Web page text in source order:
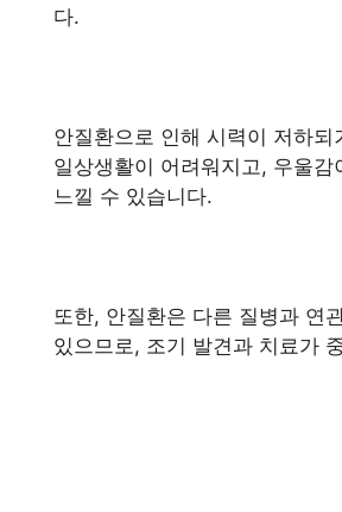
다.
안질환으로 인해 시력이 저하되
일상생활이 어려워지고, 우울감
느낄 수 있습니다.
또한, 안질환은 다른 질병과 연
있으므로, 조기 발견과 치료가